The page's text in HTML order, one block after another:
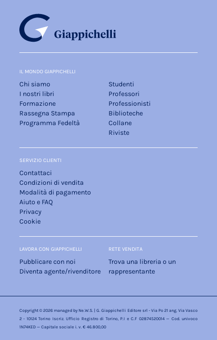
IL MONDO GIAPPICHELLI
Chi siamo
I nostri libri
Formazione
Rassegna Stampa
Programma Fedeltà
Studenti
Professori
Professionisti
Biblioteche
Collane
Riviste
SERVIZIO CLIENTI
Contattaci
Condizioni di vendita
Modalità di pagamento
Aiuto e FAQ
Privacy
Cookie
LAVORA CON GIAPPICHELLI
Pubblicare con noi
Diventa agente/rivenditore
RETE VENDITA
Trova una libreria o un
rappresentante
Copyright © 2026 managed by Ne.W.S. | G. Giappichelli Editore srl - Via Po 21 ang. Via Vasco
2 - 10124 Torino Iscriz. Ufficio Registro di Torino, P.I e C.F 02874520014 — Cod. univoco
1N74KED — Capitale sociale i. v. € 46.800,00